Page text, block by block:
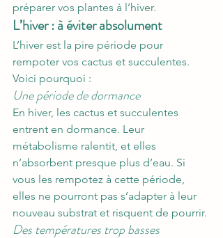
préparer vos plantes à l’hiver.
L’hiver : à éviter absolument
L’hiver est la pire période pour
rempoter vos cactus et succulentes.
Voici pourquoi :
Une période de dormance
En hiver, les cactus et succulentes
entrent en dormance. Leur
métabolisme ralentit, et elles
n’absorbent presque plus d’eau. Si
vous les rempotez à cette période,
elles ne pourront pas s’adapter à leur
nouveau substrat et risquent de pourrir.
Des températures trop basses